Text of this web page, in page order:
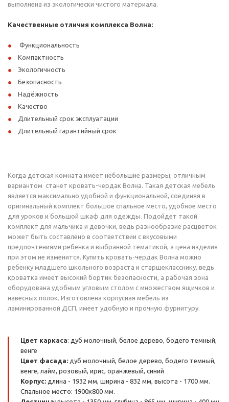
выполнена из экологически чистого материала.
Качественные отличия комплекса Волна:
Функциональность
Компактность
Экологичность
Безопасность
Надёжность
Качество
Длительный срок эксплуатации
Длительный гарантийный срок
Когда детская комната имеет небольшие размеры, отличным
вариантом станет кровать-чердак Волна. Такая детская мебель
является максимально удобной и функциональной, соединяя в
оригинальный комплект большое спальное место, удобное место
для уроков и большой шкаф для одежды. Подойдет такой
комплект для мальчика и девочки, ведь разнообразие расцветок
может быть составлено в соответствии с вкусовыми
предпочтениями ребенка и выбранной тематикой, а цена изделия
при этом не изменится. Купить кровать-чердак Волна можно
ребенку младшего школьного возраста и старшекласснику, ведь
кроватка имеет высокий бортик безопасности, а рабочая зона
оборудована удобным угловым столом с множеством ящичков и
навесных полок. Изготовлена корпусная мебель из
ламинированной ДСП, имеет удобную и прочную фурнитуру.
Цвет каркаса: дуб молочный, белое дерево, бодего темный,
венге
Цвет фасада: дуб молочный, белое дерево, бодего темный,
венге, лайм, розовый, ирис, оранжевый, синий
Корпус: длина - 1932 мм, ширина - 832 мм, высота - 1700 мм.
Спальное место: 1900х800 мм.